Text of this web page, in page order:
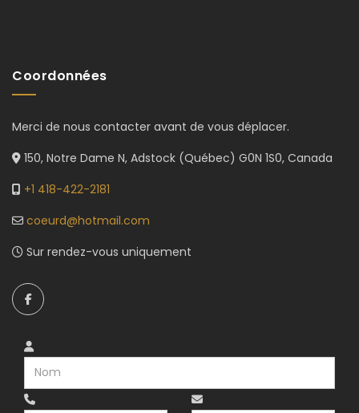
Coordonnées
Merci de nous contacter avant de vous déplacer.
150, Notre Dame N, Adstock (Québec) G0N 1S0, Canada
+1 418-422-2181
coeurd@hotmail.com
Sur rendez-vous uniquement